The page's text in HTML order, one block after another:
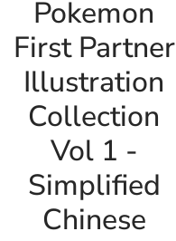
Pokemon
First Partner
Illustration
Collection
Vol 1 -
Simplified
Chinese